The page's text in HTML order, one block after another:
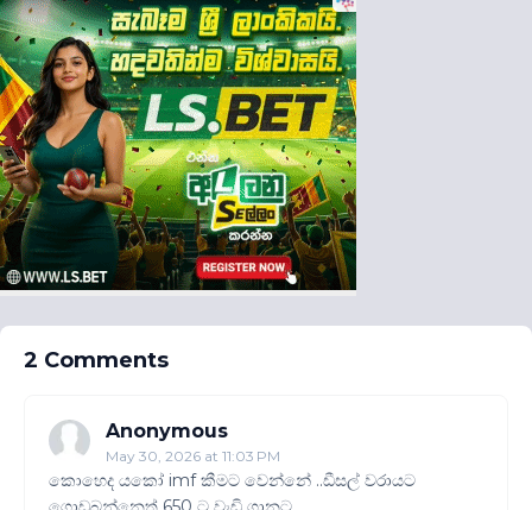
2 Comments
Anonymous
May 30, 2026 at 11:03 PM
කොහෙද යකෝ imf කීමට වෙන්නේ ..ඩීසල් වරායට